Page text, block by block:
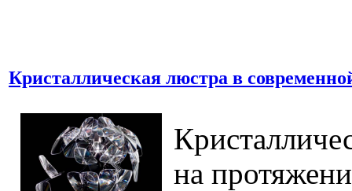
Кристаллическая люстра в
на